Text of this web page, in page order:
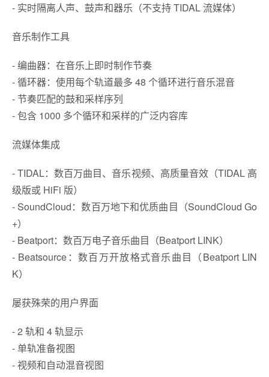
- 实时隔离人声、鼓声和器乐（不支持 TIDAL 流媒体）
音乐制作工具
- 编曲器：在音乐上即时制作节奏
- 循环器：使用每个轨道最多 48 个循环进行音乐混音
- 节奏匹配的鼓和采样序列
- 包含 1000 多个循环和采样的广泛内容库
流媒体集成
- TIDAL：数百万曲目、音乐视频、高质量音效（TIDAL 高
级版或 HiFi 版）
- SoundCloud：数百万地下和优质曲目（SoundCloud Go
+）
- Beatport：数百万电子音乐曲目（Beatport LINK）
- Beatsource：数百万开放格式音乐曲目（Beatport LIN
K）
屡获殊荣的用户界面
- 2 轨和 4 轨显示
- 单轨准备视图
- 视频和自动混音视图